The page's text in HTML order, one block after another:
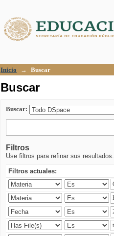
Inicio → Buscar
Buscar
Buscar:
Filtros
Use filtros para refinar sus resultados.
Filtros actuales: